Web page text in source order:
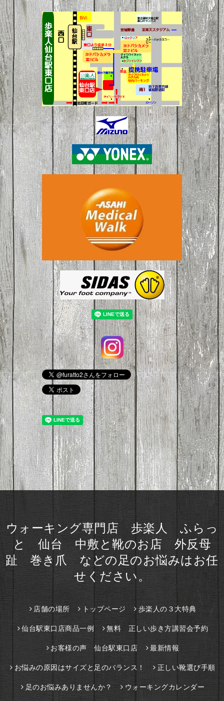
ウォーキング専門店 歩楽人 ふらっ
と 仙台 中敷と靴のお店 外反母
趾 巻き爪 などの足のお悩みはお任
せください。
店舗の場所 トップページ 歩楽人の３大特典
仙台駅東口店商品一例 無料 正しい歩き方講習会予約
お客様の声 仙台駅東口店 最新情報
お悩みの原因はサイズと足のバランス！ 正しい靴選び手順
足のお悩みありませんか？ ウォーキングカレンダー